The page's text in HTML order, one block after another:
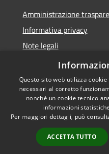
Amministrazione
Informativa privacy
Note legali
Dichiarazione di
Accessibilità
Questo sito web utilizza
necessari al corretto
nonché un cookie tecnico
informazioni
Per maggiori dettagli, può
ACCETTA TUTTO